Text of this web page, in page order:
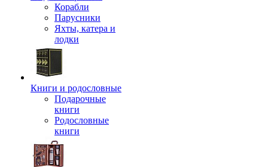
Корабли
Парусники
Яхты, катера и
лодки
Книги и родословные
Подарочные
книги
Родословные
книги